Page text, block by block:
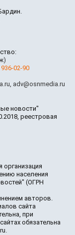
02-90
, adv@osnmedia.ru
новости"
реестровая
организация
населения
(ОГРН
авторов.
сайта
при
обязательна